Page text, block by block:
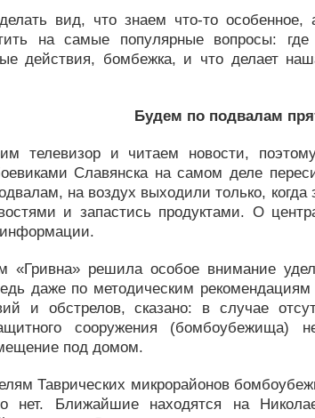
вид, что знаем что-то особенное,
на самые популярные вопросы: где
действия, бомбежка, и что делает
Будем по подвалам
телевизор и читаем новости,
Славянска на самом деле
на воздух выходили только,
и запастись продуктами. О
«Гривна» решила особое внимание
даже по методическим
и обстрелов, сказано: в случае
сооружения (бомбоубежища)
под домом.
Таврических микрорайонов
нет. Ближайшие находятся на